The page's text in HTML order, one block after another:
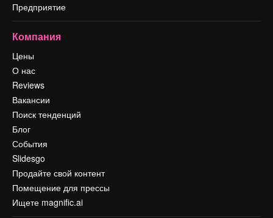
Предприятие
Компания
Цены
О нас
Reviews
Вакансии
Поиск тенденций
Блог
События
Slidesgo
Продайте свой контент
Помещение для прессы
Ищете magnific.ai